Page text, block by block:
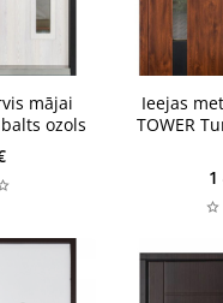
mājai
ozols
6-8 nedēļas
6-8 nedēļas
Ieejas
TOWER
1